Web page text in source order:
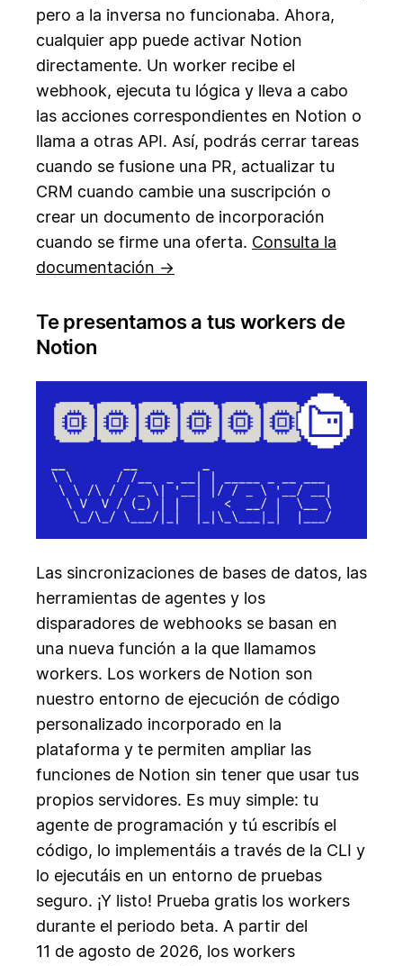
pero a la inversa no funcionaba. Ahora,
cualquier app puede activar Notion
directamente. Un worker recibe el
webhook, ejecuta tu lógica y lleva a cabo
las acciones correspondientes en Notion o
llama a otras API. Así, podrás cerrar tareas
cuando se fusione una PR, actualizar tu
CRM cuando cambie una suscripción o
crear un documento de incorporación
cuando se firme una oferta. Consulta la
documentación →
Te presentamos a tus workers de
Notion
Las sincronizaciones de bases de datos, las
herramientas de agentes y los
disparadores de webhooks se basan en
una nueva función a la que llamamos
workers. Los workers de Notion son
nuestro entorno de ejecución de código
personalizado incorporado en la
plataforma y te permiten ampliar las
funciones de Notion sin tener que usar tus
propios servidores. Es muy simple: tu
agente de programación y tú escribís el
código, lo implementáis a través de la CLI y
lo ejecutáis en un entorno de pruebas
seguro. ¡Y listo! Prueba gratis los workers
durante el periodo beta. A partir del
11 de agosto de 2026, los workers